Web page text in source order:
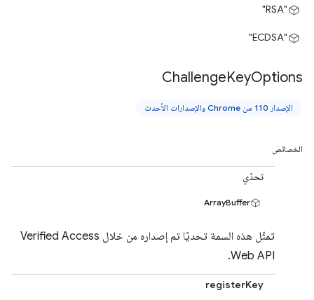
"RSA"
"ECDSA"
ChallengeKeyOptions
الإصدار 110 من Chrome والإصدارات الأحدث
الخصائص
تحدّي
ArrayBuffer
تمثّل هذه السمة تحديًا تم إصداره من خلال Verified Access
Web API.
registerKey